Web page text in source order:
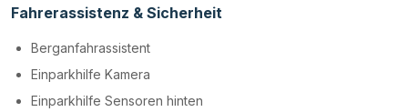
Fahrerassistenz & Sicherheit
Berganfahrassistent
Einparkhilfe Kamera
Einparkhilfe Sensoren hinten